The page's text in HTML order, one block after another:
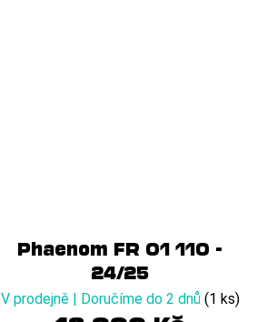
Phaenom FR 01 110 -
24/25
V prodejně | Doručíme do 2 dnů (1 ks)